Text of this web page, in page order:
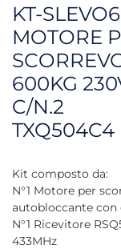
KT-
MOTORE
600KG
C/N.2
TXQ504C4
Kit composto da:
N°1 Motore per
autobloccante con
N°1 Ricevitore
433MHz